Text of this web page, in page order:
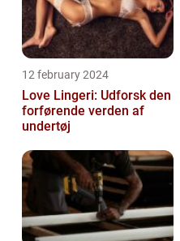
12 february 2024
Love Lingeri: Udforsk den
forførende verden af
undertøj